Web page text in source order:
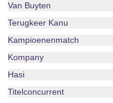
Van Buyten
Terugkeer Kanu
Kampioenenmatch
Kompany
Hasi
Titelconcurrent